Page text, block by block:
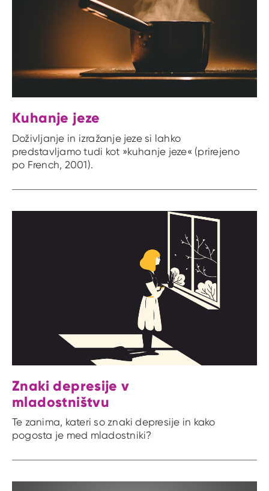
Kuhanje jeze
Doživljanje in izražanje jeze si lahko
predstavljamo tudi kot »kuhanje jeze« (prirejeno
po French, 2001).
Znaki depresije v
mladostništvu
Te zanima, kateri so znaki depresije in kako
pogosta je med mladostniki?